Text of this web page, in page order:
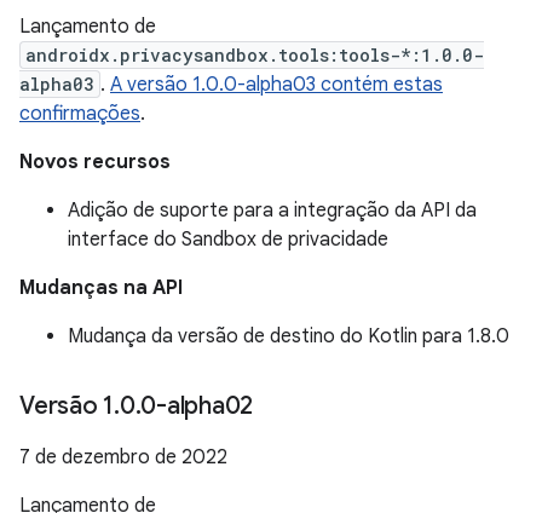
Lançamento de
androidx.privacysandbox.tools:tools-*:1.0.0-
alpha03 . A versão 1.0.0-alpha03 contém estas
confirmações.
Novos recursos
Adição de suporte para a integração da API da
interface do Sandbox de privacidade
Mudanças na API
Mudança da versão de destino do Kotlin para 1.8.0
Versão 1.0.0-alpha02
7 de dezembro de 2022
Lançamento de